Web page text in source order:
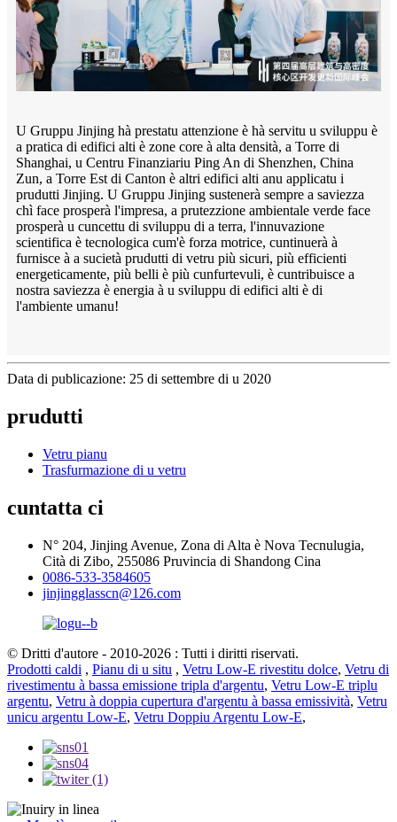
U Gruppu Jinjing hà prestatu attenzione è hà servitu u sviluppu è
a pratica di edifici alti è zone core à alta densità, a Torre di
Shanghai, u Centru Finanziariu Ping An di Shenzhen, China
Zun, a Torre Est di Canton è altri edifici alti anu applicatu i
prudutti Jinjing. U Gruppu Jinjing sustenerà sempre a saviezza
chì face prosperà l'impresa, a prutezzione ambientale verde face
prosperà u cuncettu di sviluppu di a terra, l'innuvazione
scientifica è tecnologica cum'è forza motrice, cuntinuerà à
furnisce à a sucietà prudutti di vetru più sicuri, più efficienti
energeticamente, più belli è più cunfurtevuli, è cuntribuisce a
nostra saviezza è energia à u sviluppu di edifici alti è di
l'ambiente umanu!
Data di publicazione: 25 di settembre di u 2020
prudutti
Vetru pianu
Trasfurmazione di u vetru
cuntatta ci
N° 204, Jinjing Avenue, Zona di Alta è Nova Tecnulugia,
Cità di Zibo, 255086 Pruvincia di Shandong Cina
0086-533-3584605
jinjingglasscn@126.com
© Dritti d'autore - 2010-2026 : Tutti i diritti riservati.
Prodotti caldi , Pianu di u situ , Vetru Low-E rivestitu dolce, Vetru di
rivestimentu à bassa emissione tripla d'argentu, Vetru Low-E triplu
argentu, Vetru à doppia cupertura d'argentu à bassa emissività, Vetru
unicu argentu Low-E, Vetru Doppiu Argentu Low-E,